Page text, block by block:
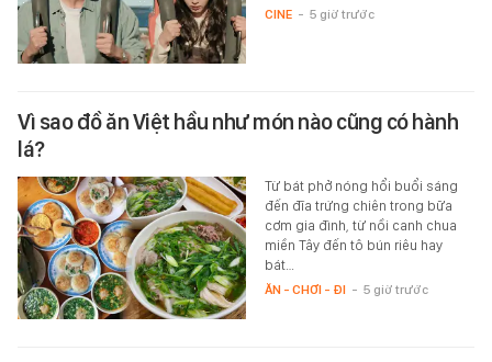
CINE - 5 giờ trước
Vì sao đồ ăn Việt hầu như món nào cũng có hành
lá?
Từ bát phở nóng hổi buổi sáng
đến đĩa trứng chiên trong bữa
cơm gia đình, từ nồi canh chua
miền Tây đến tô bún riêu hay
bát…
ĂN - CHƠI - ĐI - 5 giờ trước